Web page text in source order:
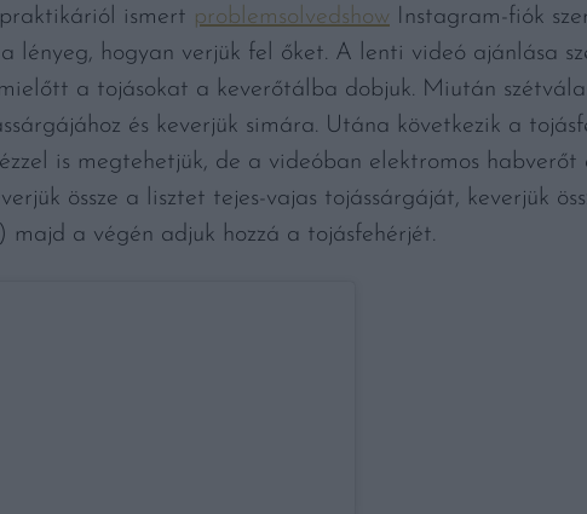
ismert problemsolvedshow Instagram-fiók
lényeg, hogyan verjük fel őket. A lenti videó ajánlása
a tojásokat a keverőtálba dobjuk. Miután
és keverjük simára. Utána következik a
is megtehetjük, de a videóban elektromos
össze a lisztet tejes-vajas tojássárgáját, keverjük
majd a végén adjuk hozzá a tojásfehérjét.